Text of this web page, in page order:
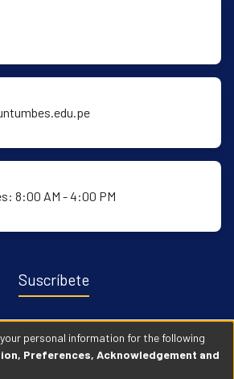
8:00 AM - 4:00 PM
Suscríbete
sobre nuevas publicaciones y eventos
el repositorio. ingresa Aqui →
personal information for the following
Preferences, Acknowledgement and